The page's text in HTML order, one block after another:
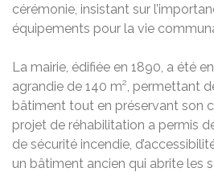
cérémonie, insistant sur
équipements pour la vie
La mairie, édifiée en 1890, a été
agrandie de 140 m², permettant
bâtiment tout en préservant son
projet de réhabilitation a permis
de sécurité incendie,
un bâtiment ancien qui abrite les